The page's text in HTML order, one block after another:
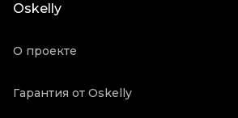
Состояние товара
Oskelly
О проекте
Гарантия от Oskelly